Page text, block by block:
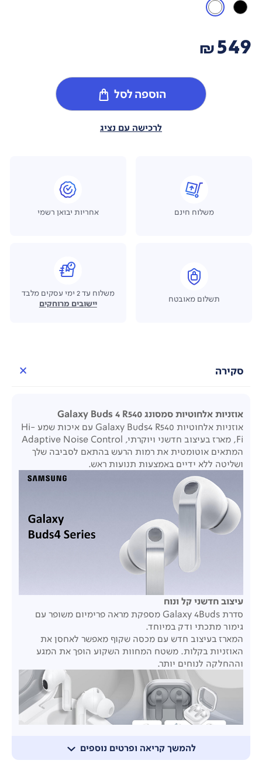
549
₪
הוספה לסל
לרכישה עם נציג
משלוח חינם אחריות יבואן רשמי
תשלום מאובטח
משלוח עד 2 ימי עסקים מלבד
יישובים מרוחקים
סקירה
להמשך קריאה ופרטים נוספים
אוזניות אלחוטיות סמסונג Galaxy Buds 4 R540
אוזניות אלחוטיות Galaxy Buds4 R540 עם איכות שמע Hi-
Fi, מארז בעיצוב חדשני ויוקרתי, Adaptive Noise Control
המתאים אוטומטית את רמות הרעש בהתאם לסביבה שלך
ושליטה ללא ידיים באמצעות תנועות ראש.
עיצוב חדשני קל ונוח
סדרת Galaxy 4Buds מספקת מראה פרימיום משופר עם
גימור מתכתי ודק במיוחד.
המארז בעיצוב חדש עם מכסה שקוף מאפשר לאחסן את
האוזניות בקלות. משטח המחוות השקוע הופך את המגע
וההחלקה לנוחים יותר.